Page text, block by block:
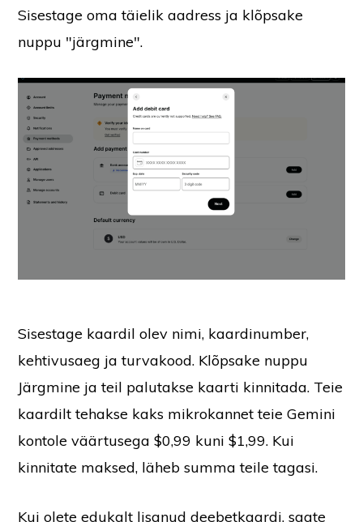
Sisestage oma täielik aadress ja klõpsake
nuppu "järgmine".
Sisestage kaardil olev nimi, kaardinumber,
kehtivusaeg ja turvakood. Klõpsake nuppu
Järgmine ja teil palutakse kaarti kinnitada. Teie
kaardilt tehakse kaks mikrokannet teie Gemini
kontole väärtusega $0,99 kuni $1,99. Kui
kinnitate maksed, läheb summa teile tagasi.
Kui olete edukalt lisanud deebetkaardi, saate